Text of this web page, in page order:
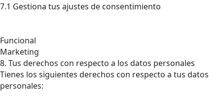
7.1 Gestiona tus ajustes de consentimiento
Funcional
Marketing
8. Tus derechos con respecto a los datos personales
Tienes los siguientes derechos con respecto a tus datos
personales: